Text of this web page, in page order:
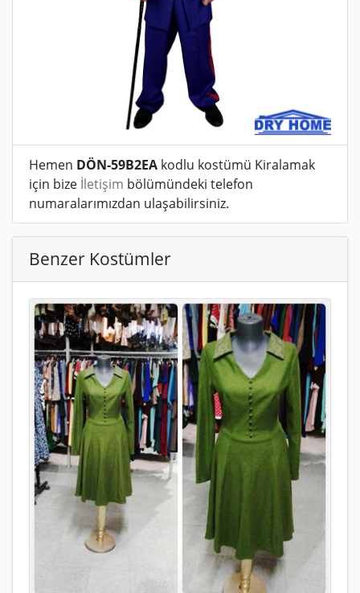
Hemen DÖN-59B2EA kodlu kostümü Kiralamak
için bize İletişim bölümündeki telefon
numaralarımızdan ulaşabilirsiniz.
Benzer Kostümler